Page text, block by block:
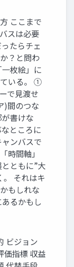
ここまで
スは必要
たらチェ
？と問わ
枚絵」に
いる。 ①
で⾒渡せ
)間のつな
書けな
ところに
ンバスで
時間軸」
ともに”⼤
。 それはキ
もしれな
るかもし
ビジョン
価指標 収益